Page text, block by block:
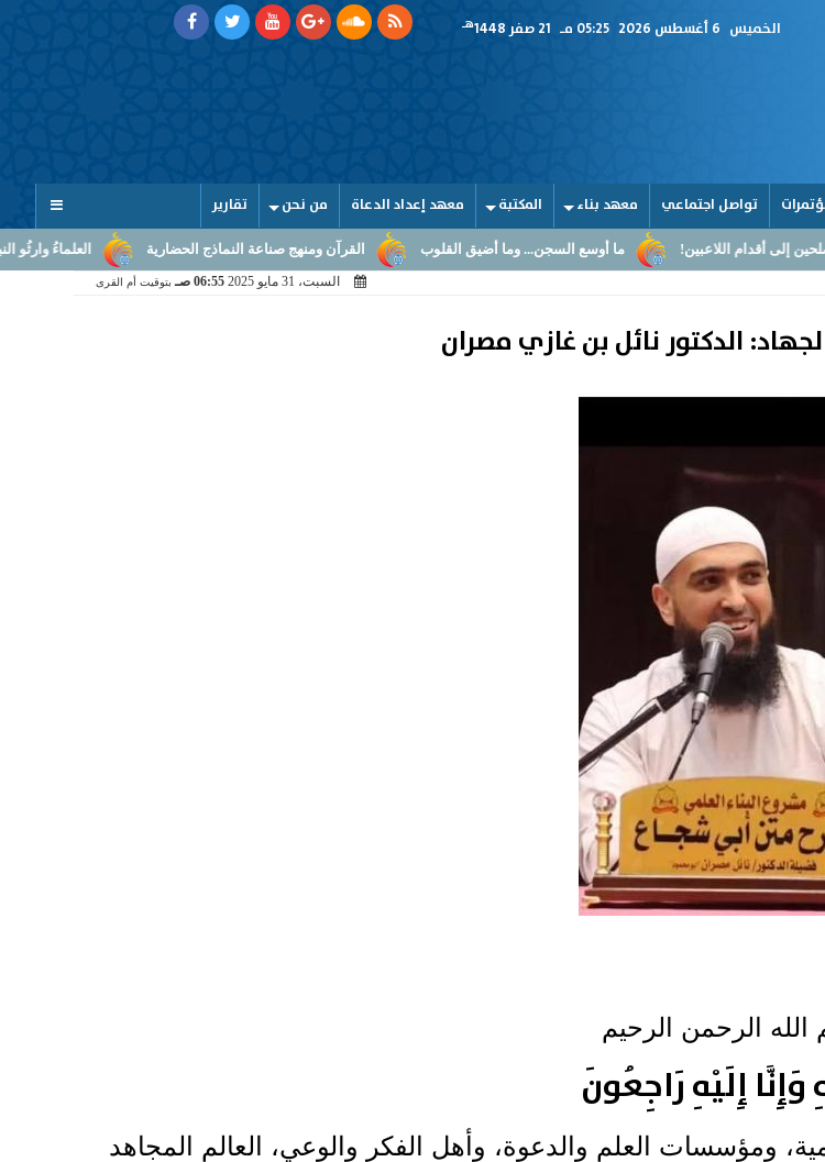
الخميس 05:25 مـ هـ
تواصل اجتماعي معهد بناء المكتبة معهد إعداد الدعاة من نحن تقارير
العلماءُ وارثُو النبوّة: من بلاغ القرآن ومنهج صناعة النماذج الحضارية ما أوسع السجن... وما أضيق القلوب
السبت، 31 مايو 2025 06:55 صـ بتوقيت أم القرى
الدكتور نائل بن غازي مصران
الله الرحمن الرحيم
وَإِنَّا إِلَيْهِ رَاجِعُونَ
ومؤسسات العلم والدعوة، وأهل الفكر والوعي، العالم المجاهد